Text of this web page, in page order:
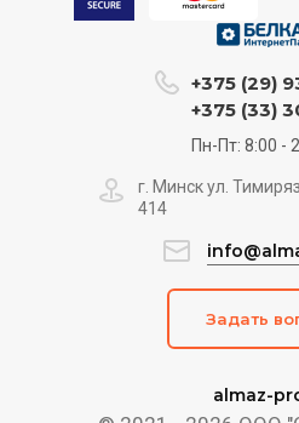
almaz-
+375 (29)
+375 (33)
Пн-Пт: 8:00 -
г. Минск ул.
414
Задать